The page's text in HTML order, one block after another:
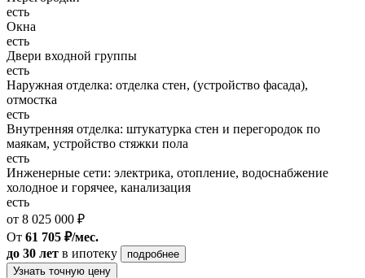
есть
Окна
есть
Двери входной группы
есть
Наружная отделка: отделка стен, (устройство фасада),
отмостка
есть
Внутренняя отделка: штукатурка стен и перегородок по
маякам, устройство стяжки пола
есть
Инженерные сети: электрика, отопление, водоснабжение
холодное и горячее, канализация
есть
от 8 025 000 ₽
От 61 705 ₽/мес.
до 30 лет в ипотеку
подробнее
Узнать точную цену